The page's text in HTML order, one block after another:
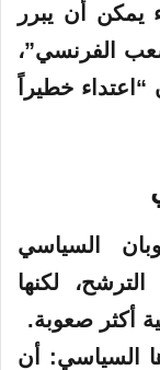
أن يبرر
الفرنسي”،
خطيراً
السياسي
لكنها
أكثر صعوبة.
السياسي: أن